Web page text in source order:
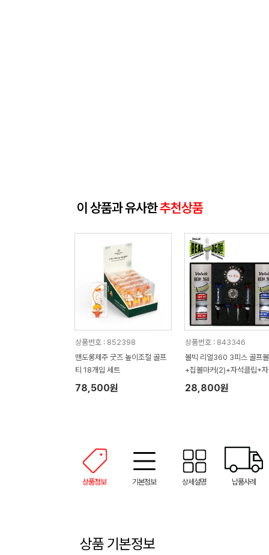
이 상품과 유사한추천상품
상품번호 : 852398
맨도롱제주 굿즈 높이조절 골프
티 18개입 세트
78,500원
상품번호 : 843346
볼빅 리얼360 3피스 골프
+칩볼마커(2)+자석클립+
티(2) 세트
28,800원
상품정보 기본정보 상세설명 납품사례
상품 기본정보